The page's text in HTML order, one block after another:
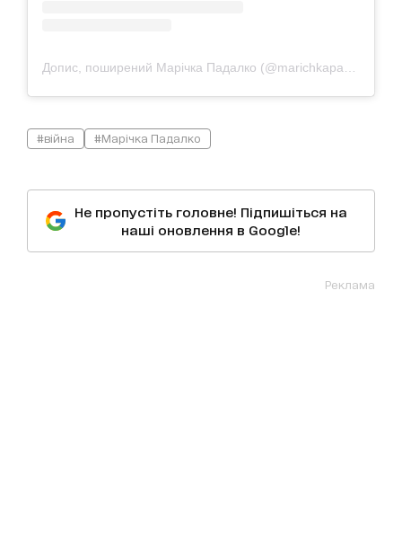
#війна #Марічка Падалко
Не пропустіть головне! Підпишіться на
наші оновлення в Google!
Реклама